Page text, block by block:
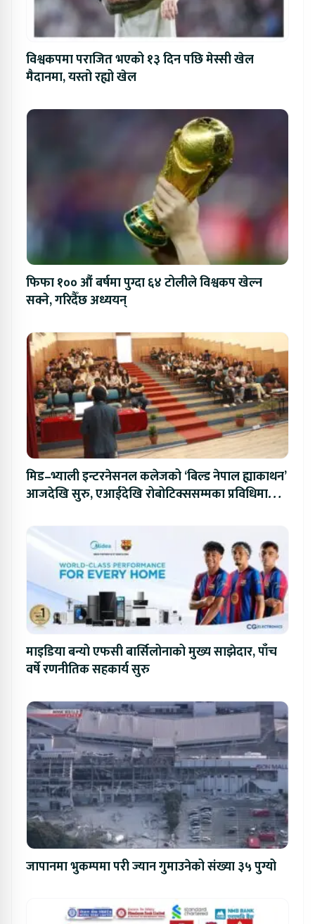
विश्वकपमा पराजित भएको १३ दिन पछि मेस्सी खेल
मैदानमा, यस्तो रह्यो खेल
फिफा १०० औं बर्षमा पुग्दा ६४ टोलीले विश्वकप खेल्न
सक्ने, गरिदैँछ अध्ययन्
मिड–भ्याली इन्टरनेसनल कलेजको ‘बिल्ड नेपाल ह्याकाथन’
आजदेखि सुरु, एआईदेखि रोबोटिक्ससम्मका प्रविधिमा
माइडिया बन्यो एफसी बार्सिलोनाको मुख्य साझेदार, पाँच
वर्षे रणनीतिक सहकार्य सुरु
जापानमा भुकम्पमा परी ज्यान गुमाउनेको संख्या ३५ पुग्यो